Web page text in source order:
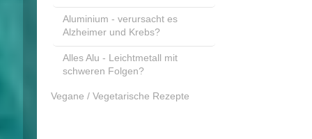
Aluminium - verursacht es
Alzheimer und Krebs?
Alles Alu - Leichtmetall mit
schweren Folgen?
Vegane / Vegetarische Rezepte